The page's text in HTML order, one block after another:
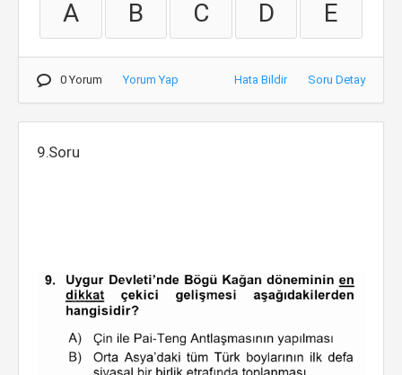
A B C D E
0 Yorum Yorum Yap Hata Bildir Soru Detay
9.Soru